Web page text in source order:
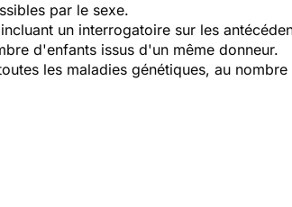
par le sexe.
un interrogatoire sur les
d'enfants issus d'un même donneur.
les maladies génétiques, au